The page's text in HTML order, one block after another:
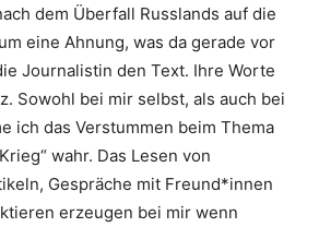
dem Überfall Russlands auf die
eine Ahnung, was da gerade vor
Journalistin den Text. Ihre Worte
Sowohl bei mir selbst, als auch bei
ich das Verstummen beim Thema
wahr. Das Lesen von
Gespräche mit Freund*innen
erzeugen bei mir wenn